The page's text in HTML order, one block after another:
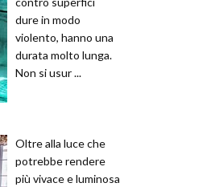
dure in modo
violento, hanno una
durata molto lunga.
Non si usur ...
Oltre alla luce che
potrebbe rendere
più vivace e luminosa